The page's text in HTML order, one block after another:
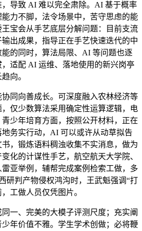
致 AI 难以完全肃除。AI 基于概率
力不脚，法令场景中，苦守思虑的能
宝会从手艺底层分解问题：目前支流
出成果，指导正在手艺快速迭代的中
的同时，算法局限、AI 等问题也逐
适配 AI 运维、落地使用的新兴岗亭
向。
向善成长。可深度融入农林经济等
仅少数算法采用确定性运算逻辑，电
少年培育方面，按照公开材料，正在
务实行动，AI 可以或许从动草拟告
，锻炼语料稠浊收集不实消息，做为
化的计谋性手艺，航空航天大学院、
亚举例，辅帮完成案例检索工做，多
研判产物侵权鸿沟时，王武魁强调“打
工做人员仅凭图片。
、完美的大模子评测尺度；充实阐
年价值不雅。学生学术创做；必将鞭